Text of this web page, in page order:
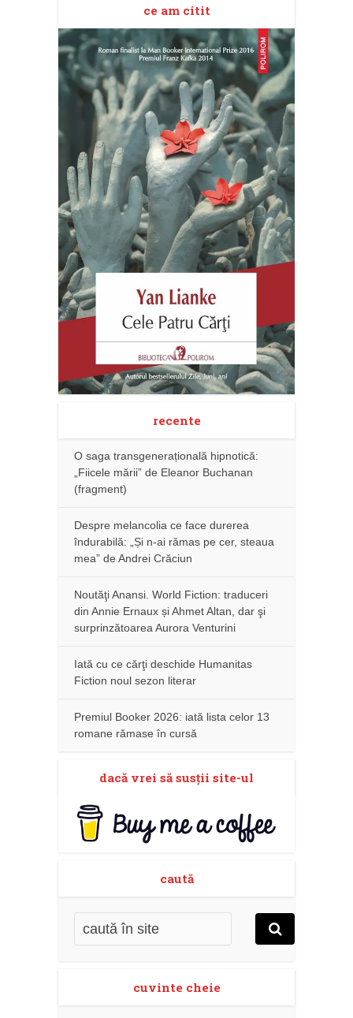
ce am citit
recente
O saga transgenerațională hipnotică:
„Fiicele mării” de Eleanor Buchanan
(fragment)
Despre melancolia ce face durerea
îndurabilă: „Și n-ai rămas pe cer, steaua
mea” de Andrei Crăciun
Noutăţi Anansi. World Fiction: traduceri
din Annie Ernaux și Ahmet Altan, dar şi
surprinzătoarea Aurora Venturini
Iată cu ce cărţi deschide Humanitas
Fiction noul sezon literar
Premiul Booker 2026: iată lista celor 13
romane rămase în cursă
dacă vrei să susţii site-ul
caută
cuvinte cheie